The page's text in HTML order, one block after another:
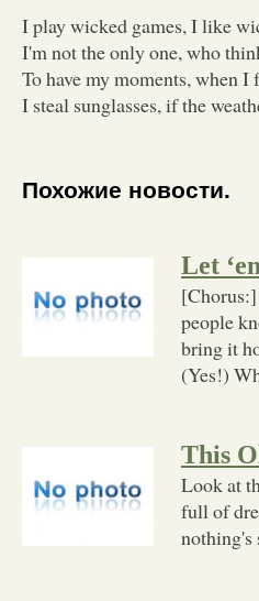
I play wicked games, I like
I'm not the only one, who
To have my moments, when I
I steal sunglasses, if the
Похожие новости.
Let
people
bring it
(Yes!)
This
Look at
full of
nothing's